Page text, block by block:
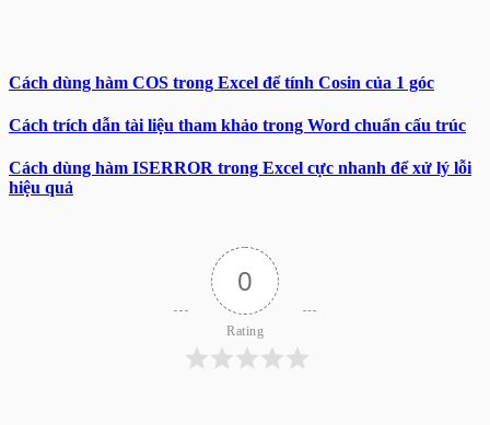
Cách dùng hàm COS trong Excel để tính Cosin của 1 góc
Cách trích dẫn tài liệu tham khảo trong Word chuẩn cấu trúc
Cách dùng hàm ISERROR trong Excel cực nhanh để xử lý lỗi
hiệu quả
0
Rating